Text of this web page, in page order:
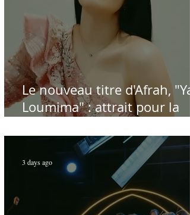
Le nouveau titre d'Afrah, "Ya
Loumima" : attrait pour la
Rabah Driassa
3 days ago